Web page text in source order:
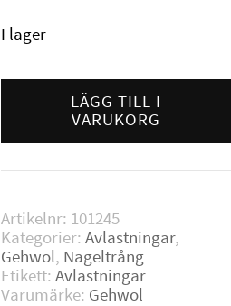
I lager
Gehwol
Mini
2
mängd
LÄGG TILL I
VARUKORG
Artikelnr: 101245
Kategorier: Avlastningar,
Gehwol, Nageltrång
Etikett: Avlastningar
Varumärke: Gehwol